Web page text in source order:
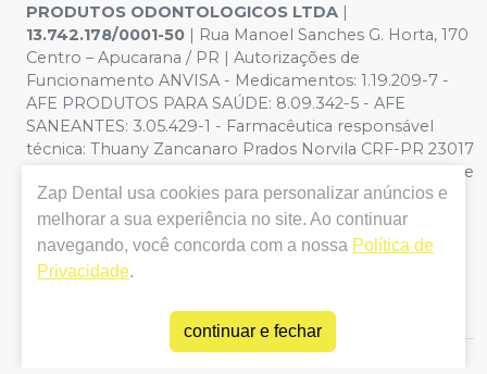
PRODUTOS ODONTOLOGICOS LTDA |
13.742.178/0001-50 | Rua Manoel Sanches G. Horta, 170
Centro – Apucarana / PR | Autorizações de
Funcionamento ANVISA - Medicamentos: 1.19.209-7 -
AFE PRODUTOS PARA SAÚDE: 8.09.342-5 - AFE
SANEANTES: 3.05.429-1 - Farmacêutica responsável
técnica: Thuany Zancanaro Prados Norvila CRF-PR 23017
| Política de Privacidade e Segurança - Fotos meramente
ilustrativas - Os preços e condições da loja virtual estão
sujeitos a alterações. Em caso de divergência de preços
no site, o valor válido é o do Carrinho de Compra. Não
vendemos por atacado, por isso nos reservamos o
direito de não atender compras de grandes volumes
Zap Dental usa cookies para personalizar anúncios e
melhorar a sua experiência no site. Ao continuar
navegando, você concorda com a nossa Política de
Privacidade.
continuar e fechar